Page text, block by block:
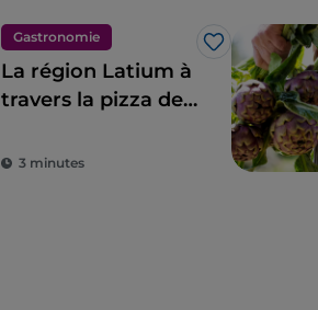
Gastronomie
J’aime
La région Latium à
travers la pizza de
3 minutes